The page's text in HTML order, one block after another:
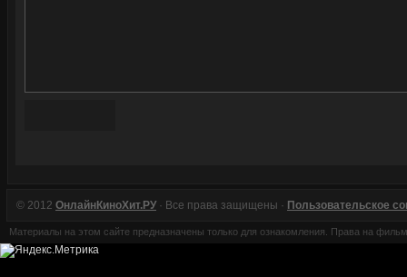
© 2012 ОнлайнКиноХит.РУ· Все права защищены · Пользовательское
Материалы на этом сайте предназначены только для ознакомления. Права на